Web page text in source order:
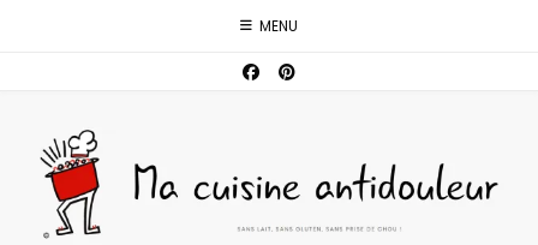
MENU